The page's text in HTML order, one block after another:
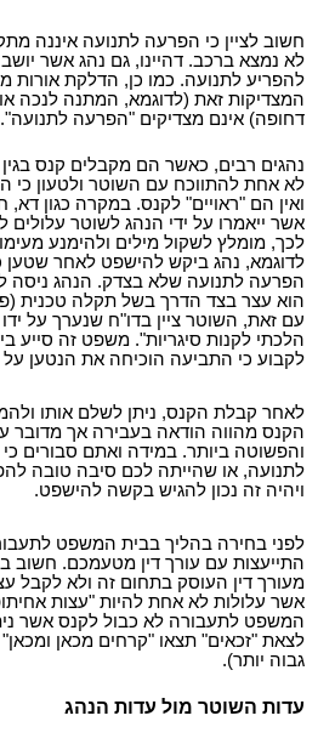
חשוב לציין כי הפרעה לתנועה איננה
לא נמצא ברכב. דהיינו, גם נהג אשר
להפריע לתנועה. כמו כן, הדלקת אורות
המצדיקות זאת (לדוגמא, המתנה לנכה או
דחופה) אינם מצדיקים "הפרעה לתנועה".
נהגים רבים, כאשר הם מקבלים קנס
לא אחת להתווכח עם השוטר ולטעון כי
ואין הם "ראויים" לקנס. במקרה כגון
אשר ייאמרו על ידי הנהג לשוטר עלולים
לכך, מומלץ לשקול מילים ולהימנע
לדוגמא, נהג ביקש להישפט לאחר שטען
הפרעה לתנועה שלא בצדק. הנהג ניסה
הוא עצר בצד הדרך בשל תקלה טכנית
עם זאת, השוטר ציין בדו"ח שנערך על
הלכתי לקנות סיגריות". משפט זה סייע
לקבוע כי התביעה הוכיחה את הנטען על
לאחר קבלת הקנס, ניתן לשלם אותו
הקנס מהווה הודאה בעבירה אך מדובר
והפשוטה ביותר. במידה ואתם סבורים
לתנועה, או שהייתה לכם סיבה טובה
ויהיה זה נכון להגיש בקשה להישפט.
לפני בחירה בהליך בבית המשפט
התייעצות עם עורך דין מטעמכם. חשוב
מעורך דין העוסק בתחום זה ולא לקבל
אשר עלולות לא אחת להיות "עצות
המשפט לתעבורה לא כבול לקנס אשר
לצאת "זכאים" תצאו "קרחים מכאן
גבוה יותר).
עדות השוטר מול עדות הנהג